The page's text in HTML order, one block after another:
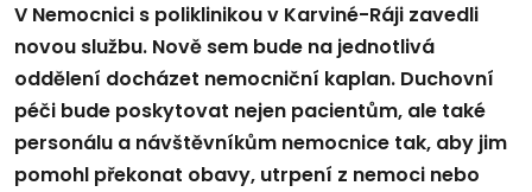
V Nemocnici s poliklinikou v Karviné-Ráji zavedli
novou službu. Nově sem bude na jednotlivá
oddělení docházet nemocniční kaplan. Duchovní
péči bude poskytovat nejen pacientům, ale také
personálu a návštěvníkům nemocnice tak, aby jim
pomohl překonat obavy, utrpení z nemoci nebo